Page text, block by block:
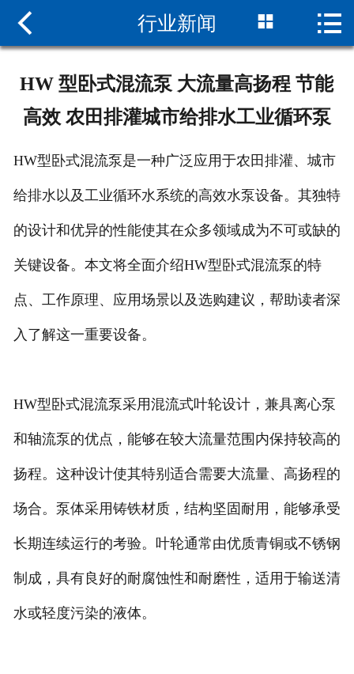
网站首页
服务支持
联系我们
 行业新闻  
HW 型卧式混流泵 大流量高扬程 节能
高效 农田排灌城市给排水工业循环泵
HW型卧式混流泵是一种广泛应用于农田排灌、城市
给排水以及工业循环水系统的高效水泵设备。其独特
的设计和优异的性能使其在众多领域成为不可或缺的
关键设备。本文将全面介绍HW型卧式混流泵的特
点、工作原理、应用场景以及选购建议，帮助读者深
入了解这一重要设备。
HW型卧式混流泵采用混流式叶轮设计，兼具离心泵
和轴流泵的优点，能够在较大流量范围内保持较高的
扬程。这种设计使其特别适合需要大流量、高扬程的
场合。泵体采用铸铁材质，结构坚固耐用，能够承受
长期连续运行的考验。叶轮通常由优质青铜或不锈钢
制成，具有良好的耐腐蚀性和耐磨性，适用于输送清
水或轻度污染的液体。